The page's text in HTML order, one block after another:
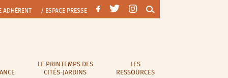
ADHÉRENT / ESPACE PRESSE
LE PRINTEMPS DES
CITÉS-JARDINS
LES
RESSOURCES